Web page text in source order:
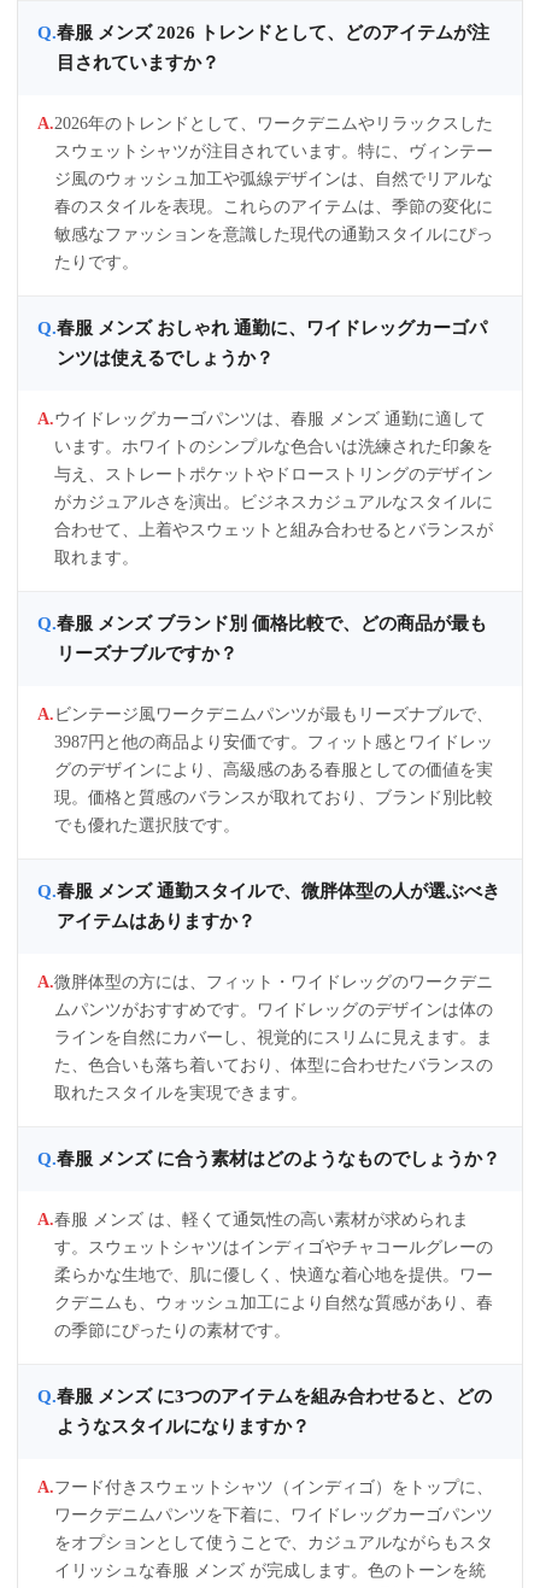
春服 メンズ 2026 トレンドとして、どのアイテムが注
目されていますか？
2026年のトレンドとして、ワークデニムやリラックスした
スウェットシャツが注目されています。特に、ヴィンテー
ジ風のウォッシュ加工や弧線デザインは、自然でリアルな
春のスタイルを表現。これらのアイテムは、季節の変化に
敏感なファッションを意識した現代の通勤スタイルにぴっ
たりです。
春服 メンズ おしゃれ 通勤に、ワイドレッグカーゴパ
ンツは使えるでしょうか？
ウイドレッグカーゴパンツは、春服 メンズ 通勤に適して
います。ホワイトのシンプルな色合いは洗練された印象を
与え、ストレートポケットやドローストリングのデザイン
がカジュアルさを演出。ビジネスカジュアルなスタイルに
合わせて、上着やスウェットと組み合わせるとバランスが
取れます。
春服 メンズ ブランド別 価格比較で、どの商品が最も
リーズナブルですか？
ビンテージ風ワークデニムパンツが最もリーズナブルで、
3987円と他の商品より安価です。フィット感とワイドレッ
グのデザインにより、高級感のある春服としての価値を実
現。価格と質感のバランスが取れており、ブランド別比較
でも優れた選択肢です。
春服 メンズ 通勤スタイルで、微胖体型の人が選ぶべき
アイテムはありますか？
微胖体型の方には、フィット・ワイドレッグのワークデニ
ムパンツがおすすめです。ワイドレッグのデザインは体の
ラインを自然にカバーし、視覚的にスリムに見えます。ま
た、色合いも落ち着いており、体型に合わせたバランスの
取れたスタイルを実現できます。
春服 メンズ に合う素材はどのようなものでしょうか？
春服 メンズ は、軽くて通気性の高い素材が求められま
す。スウェットシャツはインディゴやチャコールグレーの
柔らかな生地で、肌に優しく、快適な着心地を提供。ワー
クデニムも、ウォッシュ加工により自然な質感があり、春
の季節にぴったりの素材です。
春服 メンズ に3つのアイテムを組み合わせると、どの
ようなスタイルになりますか？
フード付きスウェットシャツ（インディゴ）をトップに、
ワークデニムパンツを下着に、ワイドレッグカーゴパンツ
をオプションとして使うことで、カジュアルながらもスタ
イリッシュな春服 メンズ が完成します。色のトーンを統